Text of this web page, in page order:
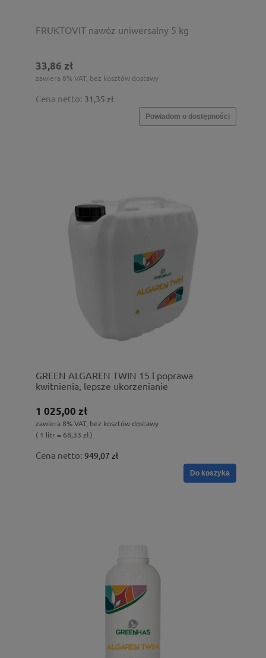
FRUKTOVIT nawóz uniwersalny 5 kg
33,86 zł
zawiera 8% VAT, bez kosztów dostawy
Cena netto: 31,35 zł
Powiadom o dostępności
GREEN ALGAREN TWIN 15 l poprawa
kwitnienia, lepsze ukorzenianie
1 025,00 zł
zawiera 8% VAT, bez kosztów dostawy
( 1 litr = 68,33 zł )
Cena netto: 949,07 zł
Do koszyka